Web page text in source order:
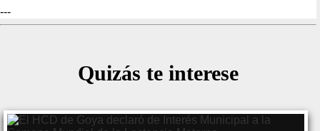
---
Quizás te interese